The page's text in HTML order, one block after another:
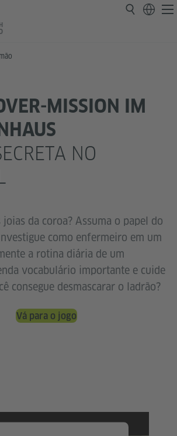
MISSION IM
NO
da coroa? Assuma o papel do
como enfermeiro em um
a rotina diária de um
vocabulário importante e cuide
consegue desmascarar o ladrão?
Vá para o jogo